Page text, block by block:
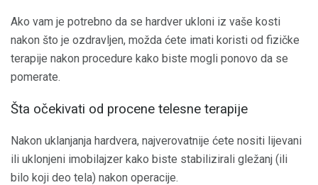
Ako vam je potrebno da se hardver ukloni iz vaše kosti
nakon što je ozdravljen, možda ćete imati koristi od fizičke
terapije nakon procedure kako biste mogli ponovo da se
pomerate.
Šta očekivati ​​od procene telesne terapije
Nakon uklanjanja hardvera, najverovatnije ćete nositi lijevani
ili uklonjeni imobilajzer kako biste stabilizirali gležanj (ili
bilo koji deo tela) nakon operacije.